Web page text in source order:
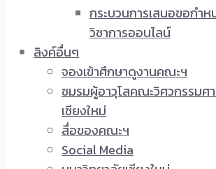
กระบวนการเสนอขอกำ
วิชาการออนไลน์
ลิงค์อื่นๆ
จองเข้าศึกษาดูงานคณะฯ
ชมรมผู้อาวุโสคณะวิศวกรรมศ
เชียงใหม่
สื่อของคณะฯ
Social Media